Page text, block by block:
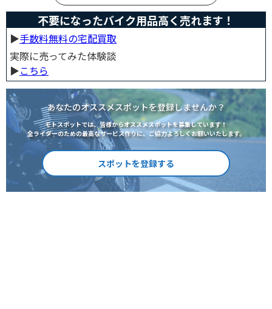
不要になったバイク用品高く売れます！
▶︎手数料無料の宅配買取
実際に売ってみた体験談
▶︎こちら
あなたのオススメスポットを登録しませんか？
モトスポットでは、皆様からオススメスポットを募集しています！
全ライダーのための最高なサービス作りに、ご協力よろしくお願いいたします。
スポットを登録する